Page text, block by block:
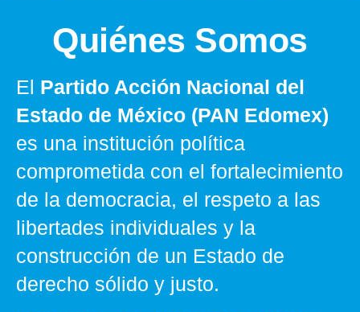
Quiénes Somos
El Partido Acción Nacional del
Estado de México (PAN Edomex)
es una institución política
comprometida con el fortalecimiento
de la democracia, el respeto a las
libertades individuales y la
construcción de un Estado de
derecho sólido y justo.